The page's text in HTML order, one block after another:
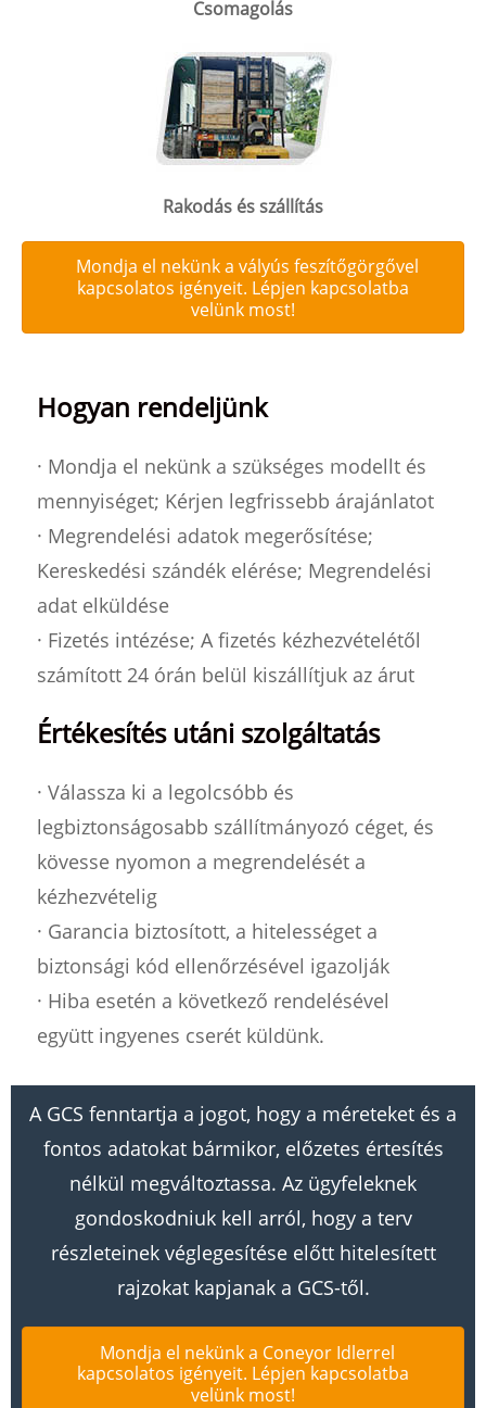
Csomagolás
Rakodás és szállítás
Mondja el nekünk a vályús feszítőgörgővel
kapcsolatos igényeit. Lépjen kapcsolatba
velünk most!
Hogyan rendeljünk
· Mondja el nekünk a szükséges modellt és
mennyiséget; Kérjen legfrissebb árajánlatot
· Megrendelési adatok megerősítése;
Kereskedési szándék elérése; Megrendelési
adat elküldése
· Fizetés intézése; A fizetés kézhezvételétől
számított 24 órán belül kiszállítjuk az árut
Értékesítés utáni szolgáltatás
· Válassza ki a legolcsóbb és
legbiztonságosabb szállítmányozó céget, és
kövesse nyomon a megrendelését a
kézhezvételig
· Garancia biztosított, a hitelességet a
biztonsági kód ellenőrzésével igazolják
· Hiba esetén a következő rendelésével
együtt ingyenes cserét küldünk.
A GCS fenntartja a jogot, hogy a méreteket és a
fontos adatokat bármikor, előzetes értesítés
nélkül megváltoztassa. Az ügyfeleknek
gondoskodniuk kell arról, hogy a terv
részleteinek véglegesítése előtt hitelesített
rajzokat kapjanak a GCS-től.
Mondja el nekünk a Coneyor Idlerrel
kapcsolatos igényeit. Lépjen kapcsolatba
velünk most!